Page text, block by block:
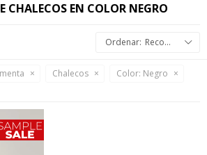
CHALECOS EN COLOR NEGRO
Recomendados
Chalecos Color: Negro